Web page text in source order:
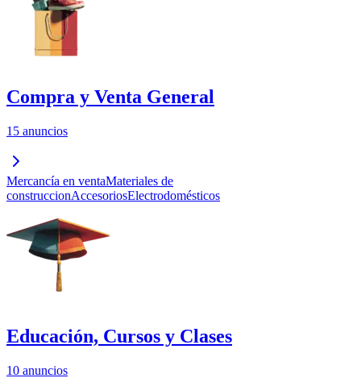
Compra y Venta General
15 anuncios
Mercancía en ventaMateriales de
construccionAccesoriosElectrodomésticos
Educación, Cursos y Clases
10 anuncios